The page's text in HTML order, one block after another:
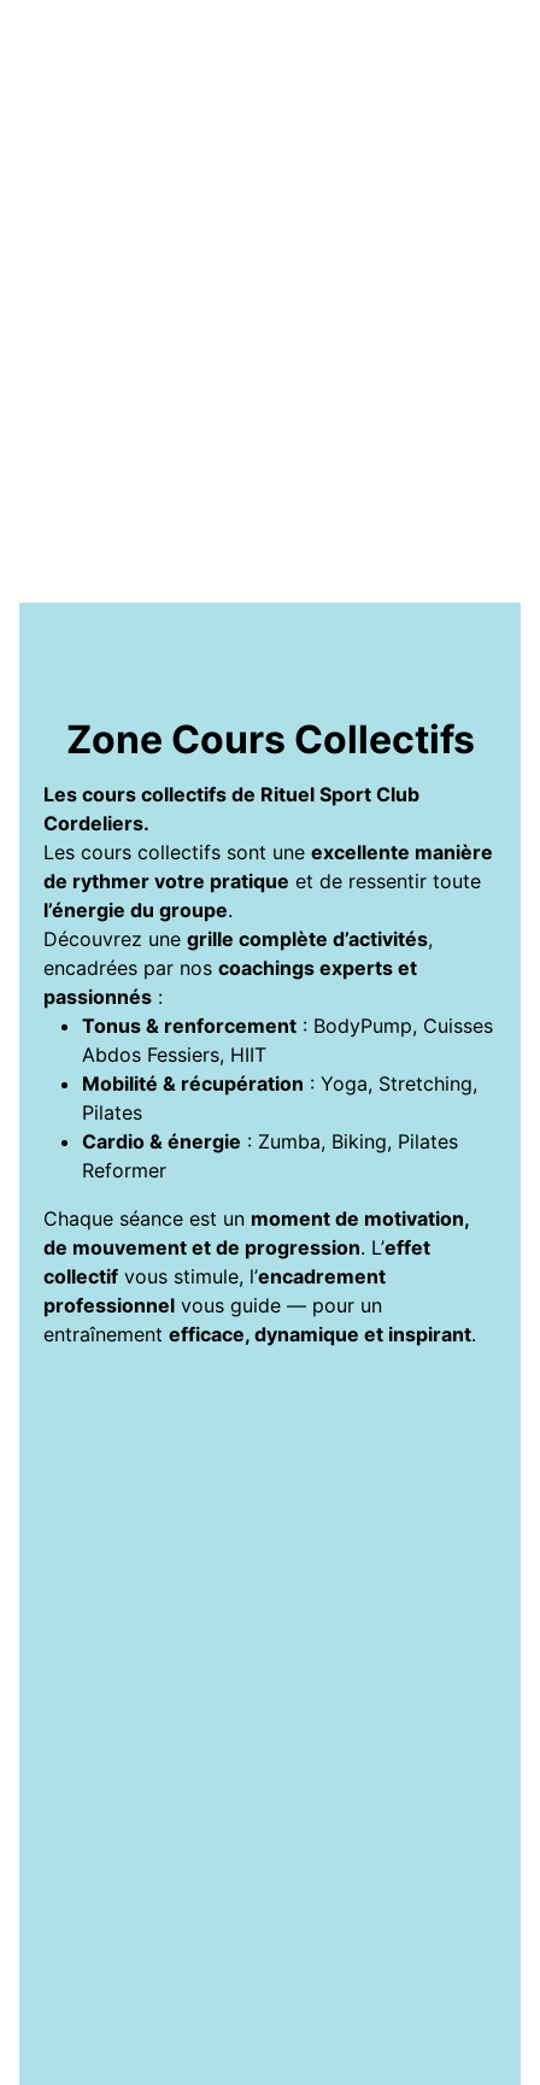
Zone Cours Collectifs
Les cours collectifs de Rituel Sport Club
Cordeliers.
Les cours collectifs sont une excellente manière
de rythmer votre pratique et de ressentir toute
l’énergie du groupe.
Découvrez une grille complète d’activités,
encadrées par nos coachings experts et
passionnés :
Tonus & renforcement : BodyPump, Cuisses
Abdos Fessiers, HIIT
Mobilité & récupération : Yoga, Stretching,
Pilates
Cardio & énergie : Zumba, Biking, Pilates
Reformer
Chaque séance est un moment de motivation,
de mouvement et de progression. L’effet
collectif vous stimule, l’encadrement
professionnel vous guide — pour un
entraînement efficace, dynamique et inspirant.